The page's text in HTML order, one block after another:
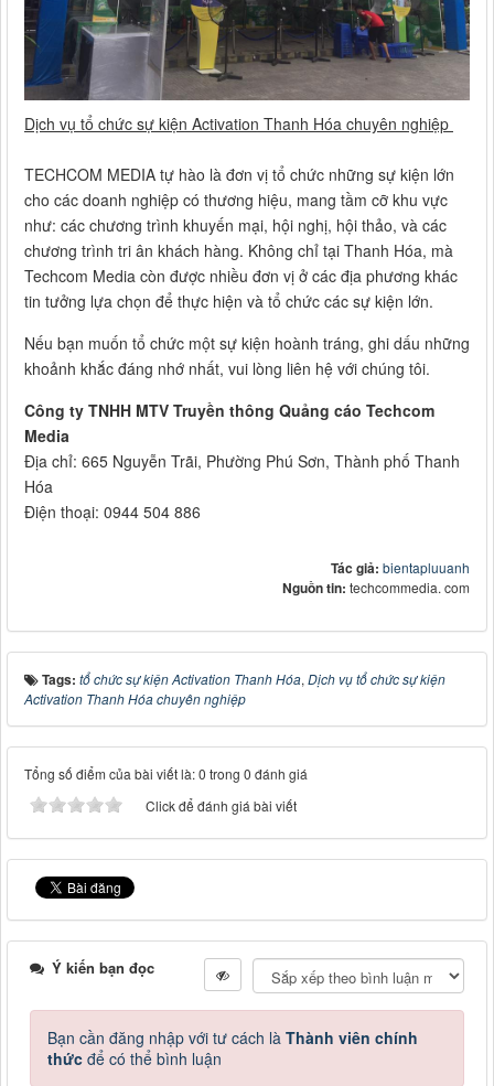
Dịch vụ tổ chức sự kiện Activation Thanh Hóa chuyên nghiệp
TECHCOM MEDIA tự hào là đơn vị tổ chức những sự kiện lớn
cho các doanh nghiệp có thương hiệu, mang tầm cỡ khu vực
như: các chương trình khuyến mại, hội nghị, hội thảo, và các
chương trình tri ân khách hàng. Không chỉ tại Thanh Hóa, mà
Techcom Media còn được nhiều đơn vị ở các địa phương khác
tin tưởng lựa chọn để thực hiện và tổ chức các sự kiện lớn.
Nếu bạn muốn tổ chức một sự kiện hoành tráng, ghi dấu những
khoảnh khắc đáng nhớ nhất, vui lòng liên hệ với chúng tôi.
Công ty TNHH MTV Truyền thông Quảng cáo Techcom
Media
Địa chỉ: 665 Nguyễn Trãi, Phường Phú Sơn, Thành phố Thanh
Hóa
Điện thoại: 0944 504 886
Tác giả: bientapluuanh
Nguồn tin: techcommedia. com
Tags: tổ chức sự kiện Activation Thanh Hóa, Dịch vụ tổ chức sự kiện
Activation Thanh Hóa chuyên nghiệp
Tổng số điểm của bài viết là: 0 trong 0 đánh giá
Click để đánh giá bài viết
Ý kiến bạn đọc
Bạn cần đăng nhập với tư cách là Thành viên chính
thức để có thể bình luận